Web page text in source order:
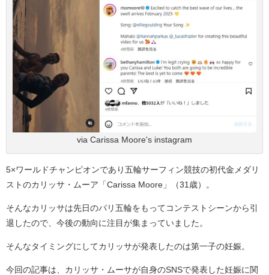
via Carissa Moore's instagram
5×ワールドチャンピオンであり五輪サーフィン競技の初代金メダリ
ストのカリッサ・ムーア「Carissa Moore」（31歳）。
そんなカリッサは先日のパリ五輪をもってコンテストシーンから引
退したので、今後の動向に注目が集まっていました。
そんなタイミングにしてカリッサが発表したのは第一子の妊娠。
今回の記事は、カリッサ・ムーサが自身のSNSで発表した妊娠に関